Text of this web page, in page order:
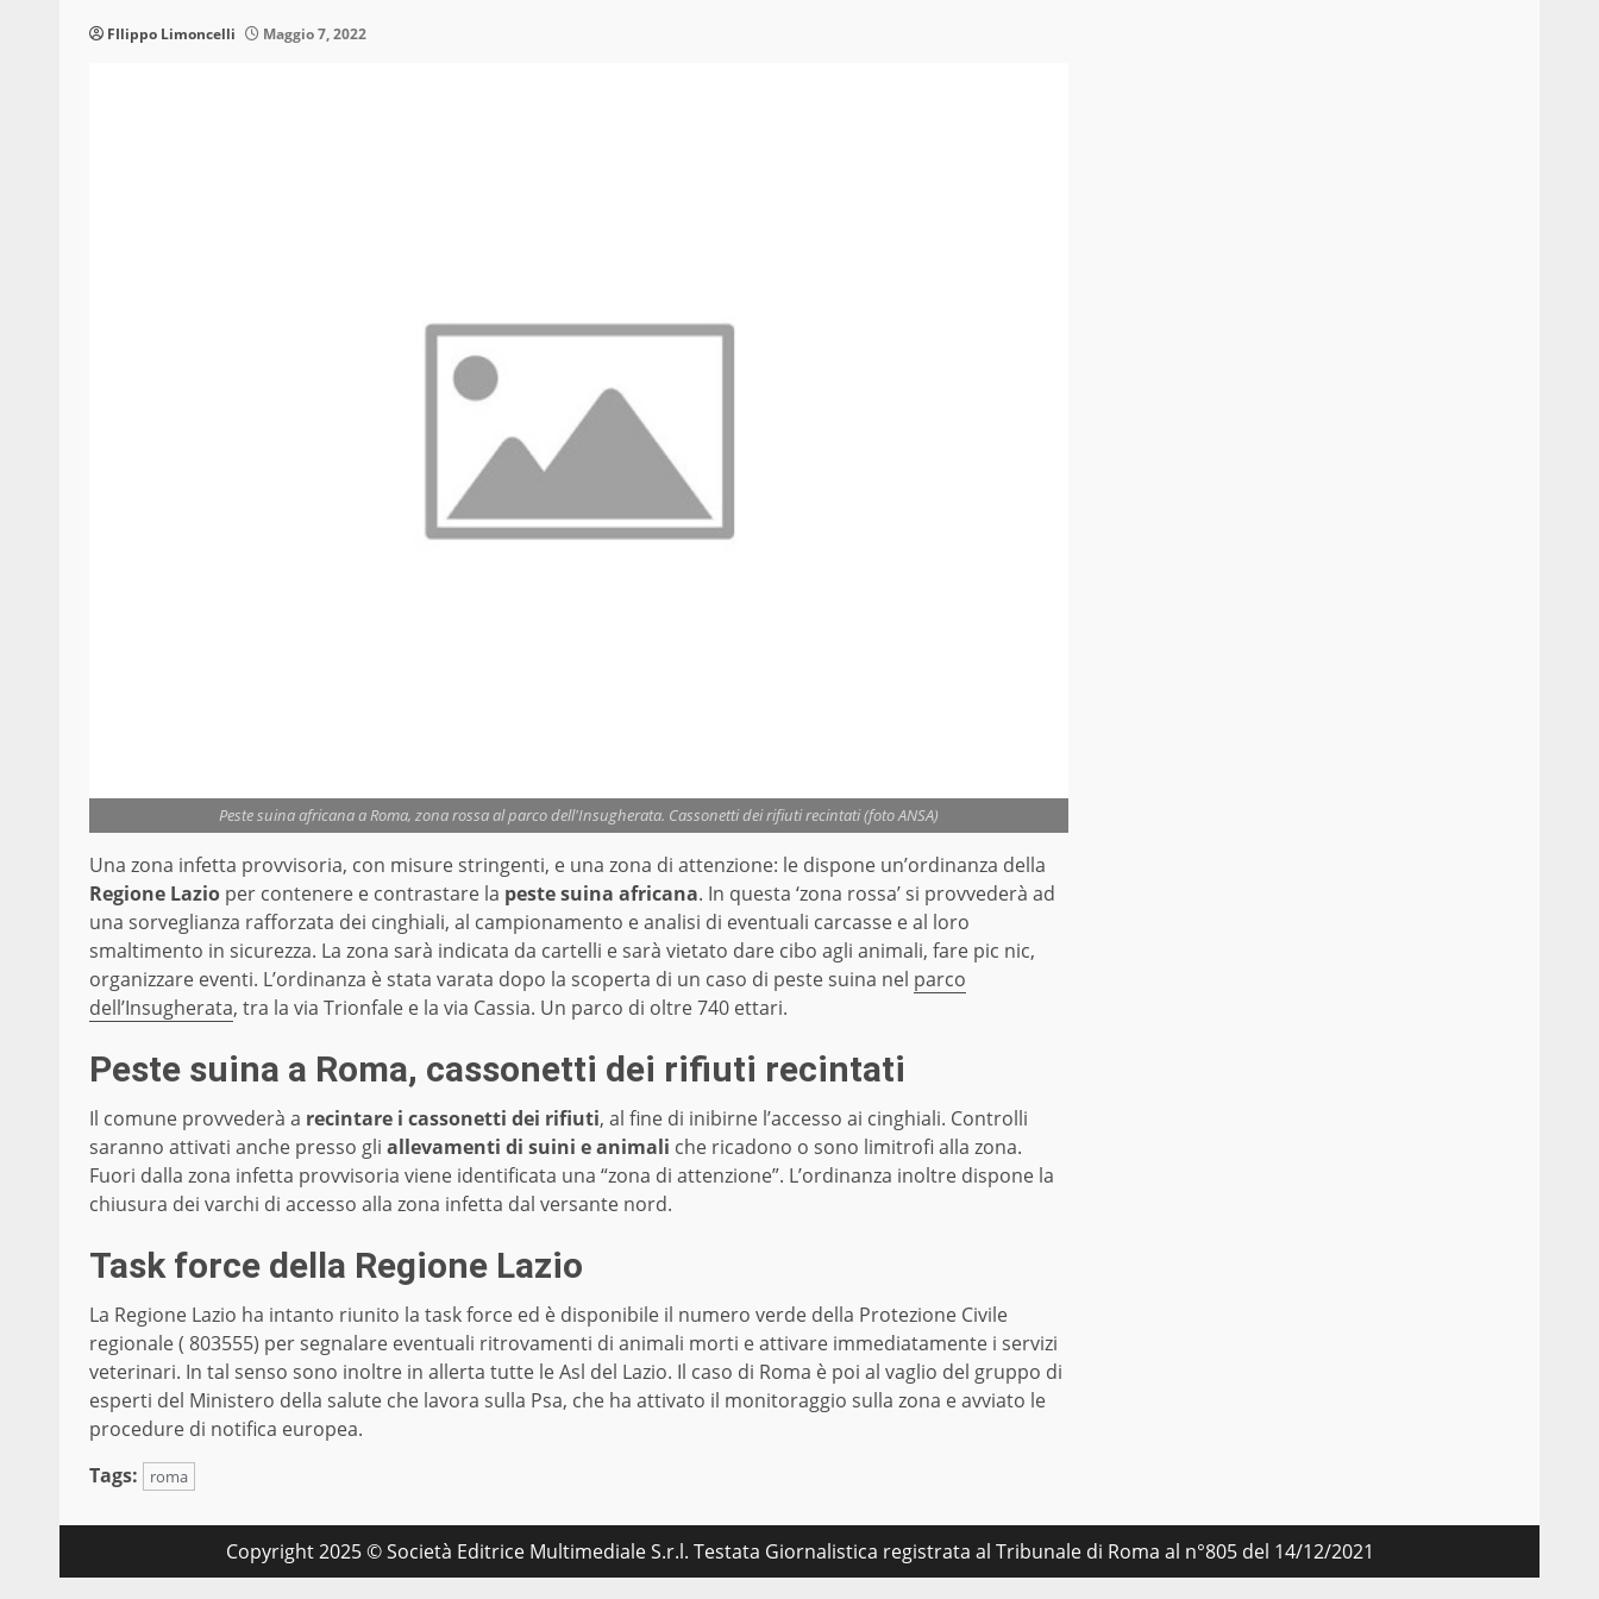
FIlippo Limoncelli Maggio 7, 2022
Peste suina africana a Roma, zona rossa al parco dell'Insugherata. Cassonetti dei rifiuti recintati (foto ANSA)
Una zona infetta provvisoria, con misure stringenti, e una zona di attenzione: le dispone un’ordinanza della
Regione Lazio per contenere e contrastare la peste suina africana. In questa ‘zona rossa’ si provvederà ad
una sorveglianza rafforzata dei cinghiali, al campionamento e analisi di eventuali carcasse e al loro
smaltimento in sicurezza. La zona sarà indicata da cartelli e sarà vietato dare cibo agli animali, fare pic nic,
organizzare eventi. L’ordinanza è stata varata dopo la scoperta di un caso di peste suina nel parco
dell’Insugherata, tra la via Trionfale e la via Cassia. Un parco di oltre 740 ettari.
Peste suina a Roma, cassonetti dei rifiuti recintati
Il comune provvederà a recintare i cassonetti dei rifiuti, al fine di inibirne l’accesso ai cinghiali. Controlli
saranno attivati anche presso gli allevamenti di suini e animali che ricadono o sono limitrofi alla zona.
Fuori dalla zona infetta provvisoria viene identificata una “zona di attenzione”. L’ordinanza inoltre dispone la
chiusura dei varchi di accesso alla zona infetta dal versante nord.
Task force della Regione Lazio
La Regione Lazio ha intanto riunito la task force ed è disponibile il numero verde della Protezione Civile
regionale ( 803555) per segnalare eventuali ritrovamenti di animali morti e attivare immediatamente i servizi
veterinari. In tal senso sono inoltre in allerta tutte le Asl del Lazio. Il caso di Roma è poi al vaglio del gruppo di
esperti del Ministero della salute che lavora sulla Psa, che ha attivato il monitoraggio sulla zona e avviato le
procedure di notifica europea.
Tags:
roma
Copyright 2025 © Società Editrice Multimediale S.r.l. Testata Giornalistica registrata al Tribunale di Roma al n°805 del 14/12/2021